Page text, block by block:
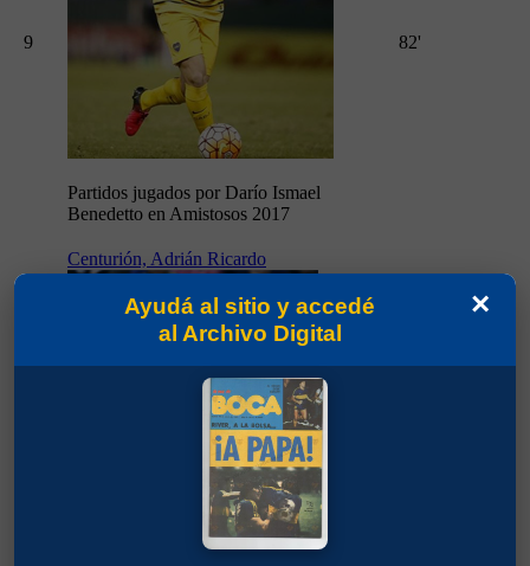
9
Partidos jugados por Darío Ismael
Benedetto en Amistosos 2017
82'
Centurión, Adrián Ricardo
×
Ayudá al sitio y accedé
al Archivo Digital